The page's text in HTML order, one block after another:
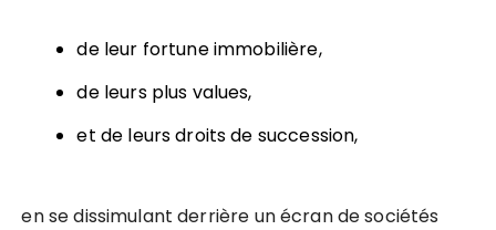
de leur fortune immobilière,
de leurs plus values,
et de leurs droits de succession,
en se dissimulant derrière un écran de sociétés